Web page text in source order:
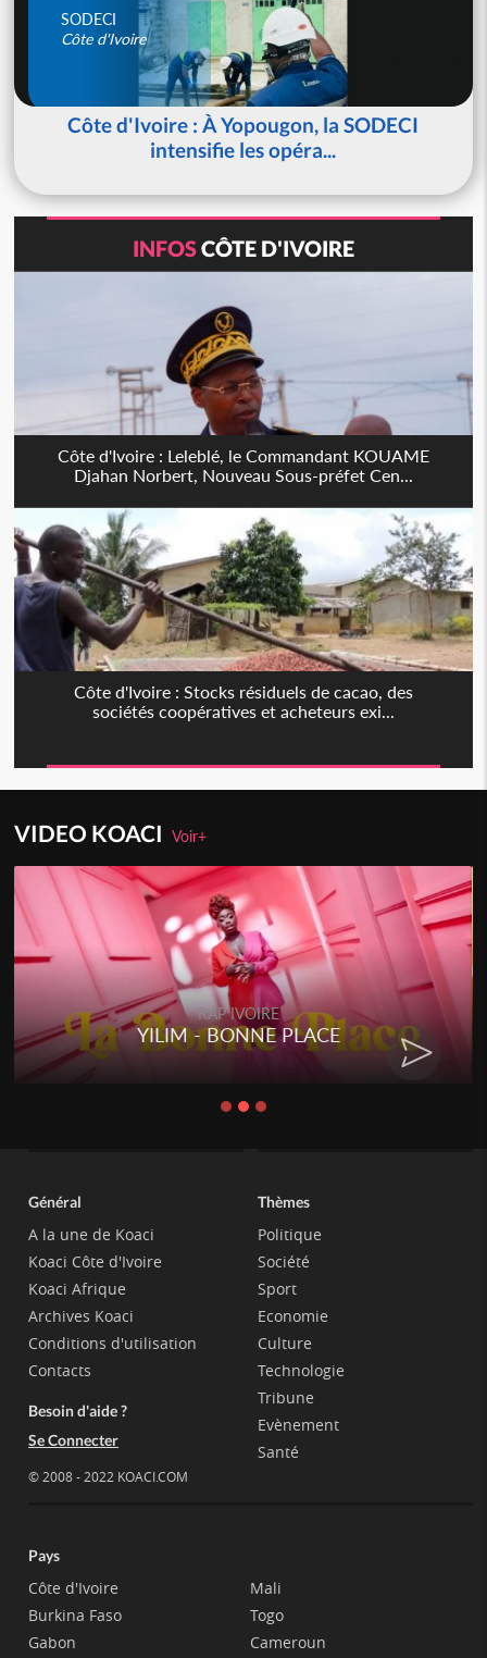
SODECI
Côte d'Ivoire
Côte d'Ivoire : À Yopougon, la SODECI
intensifie les opéra...
INFOSCÔTE D'IVOIRE
Côte d'Ivoire : Leleblé, le Commandant KOUAME
Djahan Norbert, Nouveau Sous-préfet Cen...
Côte d'Ivoire : Stocks résiduels de cacao, des
sociétés coopératives et acheteurs exi...
VIDEO KOACIVoir+
RAP IVOIRE
YILIM - BONNE PLACE
Général
A la une de Koaci
Koaci Côte d'Ivoire
Koaci Afrique
Archives Koaci
Conditions d'utilisation
Contacts
Besoin d'aide ?
Se Connecter
© 2008 - 2022 KOACI.COM
Thèmes
Politique
Société
Sport
Economie
Culture
Technologie
Tribune
Evènement
Santé
Pays
Côte d'Ivoire
Burkina Faso
Gabon
Mali
Togo
Cameroun